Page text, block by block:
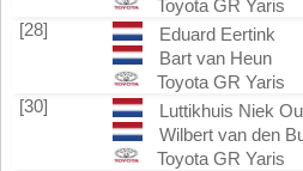
Toyota GR Yaris
[28]
Eduard Eertink
Bart van Heun
Toyota GR Yaris
[30]
Luttikhuis Niek
Wilbert van den
Toyota GR Yaris